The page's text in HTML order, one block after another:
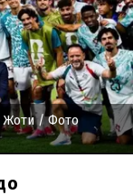
Жоти/ Фото